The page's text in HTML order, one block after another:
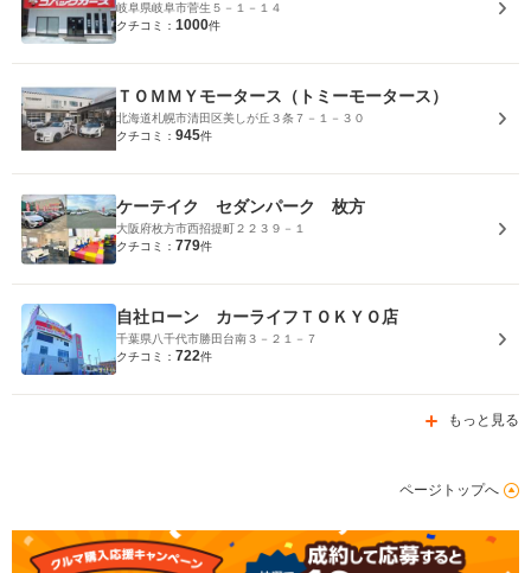
岐阜県岐阜市菅生５－１－１４
クチコミ： 1000件
ＴＯＭＭＹモータース（トミーモータース）
北海道札幌市清田区美しが丘３条７－１－３０
クチコミ： 945件
ケーテイク セダンパーク 枚方
大阪府枚方市西招提町２２３９－１
クチコミ： 779件
自社ローン カーライフＴＯＫＹＯ店
千葉県八千代市勝田台南３－２１－７
クチコミ： 722件
もっと見る
ページトップへ